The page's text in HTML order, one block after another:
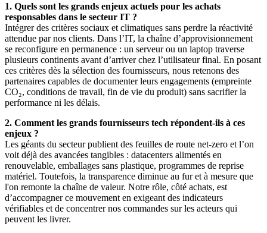
1. Quels sont les grands enjeux actuels pour les achats
responsables dans le secteur IT ?
Intégrer des critères sociaux et climatiques sans perdre la réactivité
attendue par nos clients. Dans l’IT, la chaîne d’approvisionnement
se reconfigure en permanence : un serveur ou un laptop traverse
plusieurs continents avant d’arriver chez l’utilisateur final. En posant
ces critères dès la sélection des fournisseurs, nous retenons des
partenaires capables de documenter leurs engagements (empreinte
CO₂, conditions de travail, fin de vie du produit) sans sacrifier la
performance ni les délais.
2. Comment les grands fournisseurs tech répondent-ils à ces
enjeux ?
Les géants du secteur publient des feuilles de route net-zero et l’on
voit déjà des avancées tangibles : datacenters alimentés en
renouvelable, emballages sans plastique, programmes de reprise
matériel. Toutefois, la transparence diminue au fur et à mesure que
l'on remonte la chaîne de valeur. Notre rôle, côté achats, est
d’accompagner ce mouvement en exigeant des indicateurs
vérifiables et de concentrer nos commandes sur les acteurs qui
peuvent les livrer.